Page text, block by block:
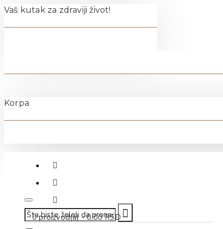
Vaš kutak za zdraviji život!
Korpa
011-40-70-500
0 proizvod(a) - 0,00 RSD